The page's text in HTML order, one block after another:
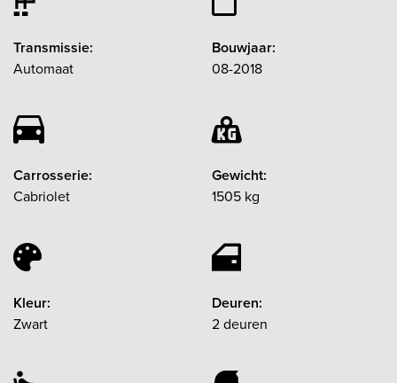
Transmissie:
Automaat
Bouwjaar:
08-2018
Carrosserie:
Cabriolet
Gewicht:
1505 kg
Kleur:
Zwart
Deuren:
2 deuren